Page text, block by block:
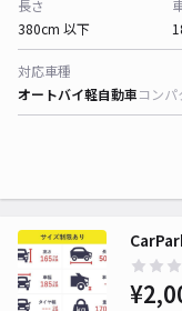
長さ
380cm 以下
対応車種
オートバイ軽自動車コンパ